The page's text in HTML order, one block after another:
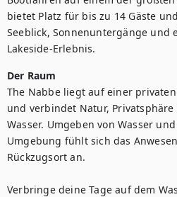
bietet Platz für bis zu 14 Gäste
Seeblick, Sonnenuntergänge und
Lakeside-Erlebnis.
Der Raum
The Nabbe liegt auf einer
und verbindet Natur, Privatsphäre
Wasser. Umgeben von Wasser
Umgebung fühlt sich das
Rückzugsort an.
Verbringe deine Tage auf dem